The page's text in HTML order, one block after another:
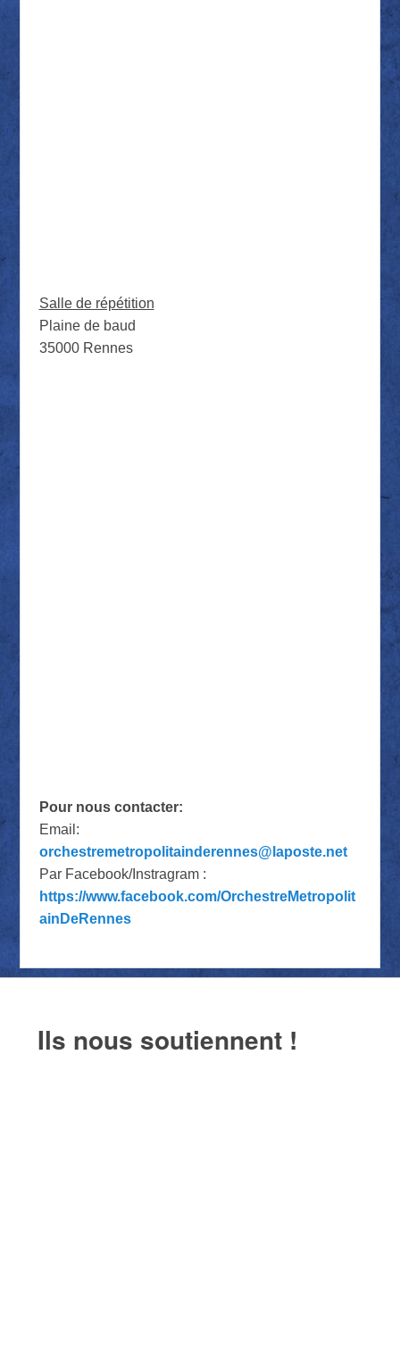
Salle de répétition
Plaine de baud
35000 Rennes
Pour nous contacter:
Email:
orchestremetropolitainderennes@laposte.net
Par Facebook/Instragram :
https://www.facebook.com/OrchestreMetropolit
ainDeRennes
Ils nous soutiennent !